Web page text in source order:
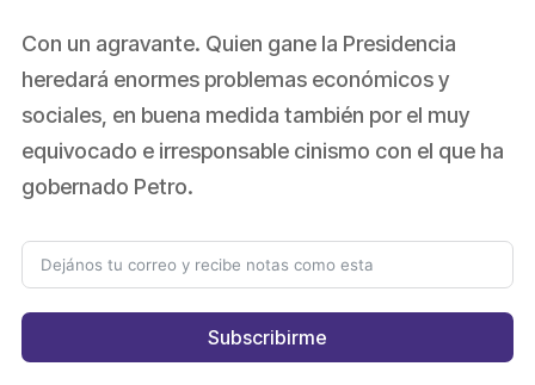
Con un agravante. Quien gane la Presidencia
heredará enormes problemas económicos y
sociales, en buena medida también por el muy
equivocado e irresponsable cinismo con el que ha
gobernado Petro.
Subscribirme